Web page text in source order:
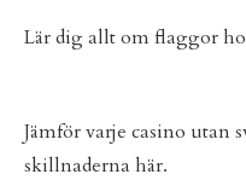
Lär dig allt om flaggor
Jämför varje casino utan
skillnaderna här.